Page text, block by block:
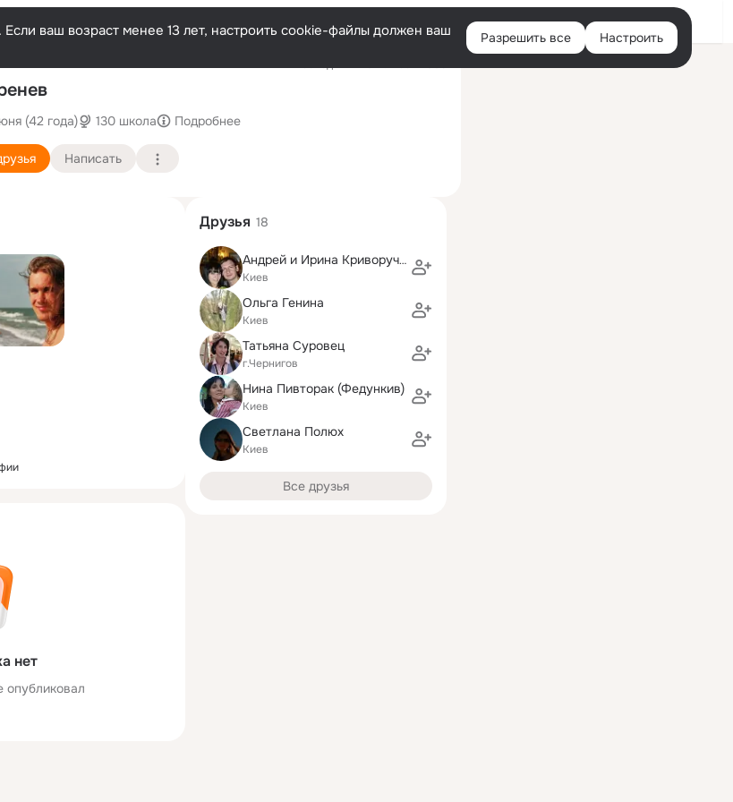
Войти
ваш возраст менее 13 лет, настроить cookie-файлы должен ваш
Разрешить все Настроить
(42 года) 130 школа Подробнее
Написать
нет
опубликовал
Друзья 18
Андрей и Ирина Криворучко
Киев
Ольга Генина
Киев
Татьяна Суровец
г.Чернигов
Нина Пивторак (Федункив)
Киев
Светлана Полюх
Киев
Все друзья